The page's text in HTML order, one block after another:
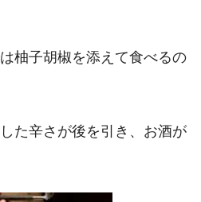
柚子胡椒を添えて食べるの
た辛さが後を引き、お酒が